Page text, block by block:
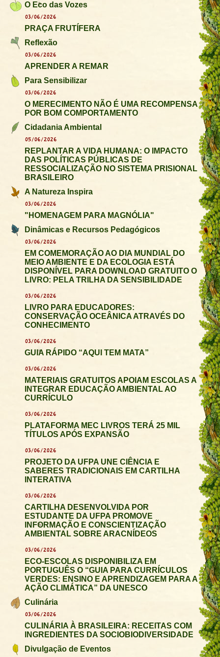
O Eco das Vozes
03/06/2026
PRAÇA FRUTÍFERA
Reflexão
03/06/2026
APRENDER A REMAR
Para Sensibilizar
03/06/2026
O MERECIMENTO NÃO É UMA RECOMPENSA
POR BOM COMPORTAMENTO
Cidadania Ambiental
05/06/2026
REPLANTAR A VIDA HUMANA: O IMPACTO
DAS POLÍTICAS PÚBLICAS DE
RESSOCIALIZAÇÃO NO SISTEMA PRISIONAL
BRASILEIRO
A Natureza Inspira
03/06/2026
"HOMENAGEM PARA MAGNÓLIA"
Dinâmicas e Recursos Pedagógicos
03/06/2026
EM COMEMORAÇÃO AO DIA MUNDIAL DO
MEIO AMBIENTE E DA ECOLOGIA ESTÁ
DISPONÍVEL PARA DOWNLOAD GRATUITO O
LIVRO: PELA TRILHA DA SENSIBILIDADE
03/06/2026
LIVRO PARA EDUCADORES:
CONSERVAÇÃO OCEÂNICA ATRAVÉS DO
CONHECIMENTO
03/06/2026
GUIA RÁPIDO “AQUI TEM MATA”
03/06/2026
MATERIAIS GRATUITOS APOIAM ESCOLAS A
INTEGRAR EDUCAÇÃO AMBIENTAL AO
CURRÍCULO
03/06/2026
PLATAFORMA MEC LIVROS TERÁ 25 MIL
TÍTULOS APÓS EXPANSÃO
03/06/2026
PROJETO DA UFPA UNE CIÊNCIA E
SABERES TRADICIONAIS EM CARTILHA
INTERATIVA
03/06/2026
CARTILHA DESENVOLVIDA POR
ESTUDANTE DA UFPA PROMOVE
INFORMAÇÃO E CONSCIENTIZAÇÃO
AMBIENTAL SOBRE ARACNÍDEOS
03/06/2026
ECO-ESCOLAS DISPONIBILIZA EM
PORTUGUÊS O “GUIA PARA CURRÍCULOS
VERDES: ENSINO E APRENDIZAGEM PARA A
AÇÃO CLIMÁTICA” DA UNESCO
Culinária
03/06/2026
CULINÁRIA À BRASILEIRA: RECEITAS COM
INGREDIENTES DA SOCIOBIODIVERSIDADE
Divulgação de Eventos